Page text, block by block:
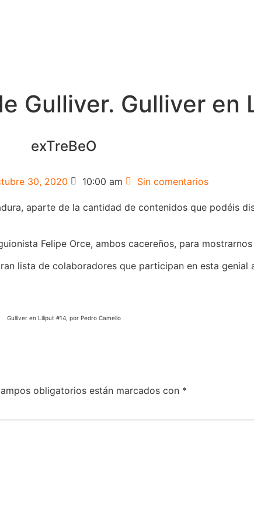
Gulliver. Gulliver en
exTreBeO
30, 2020 10:00 am Sin comentarios
aparte de la cantidad de contenidos que podéis
Felipe Orce, ambos cacereños, para
lista de colaboradores que participan en esta
Gulliver en Liliput #14, por Pedro Camello
obligatorios están marcados con *